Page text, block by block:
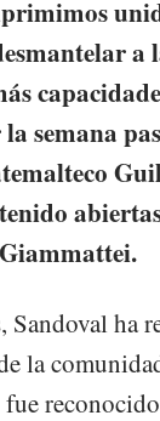
a
semana
Sandoval ha
la